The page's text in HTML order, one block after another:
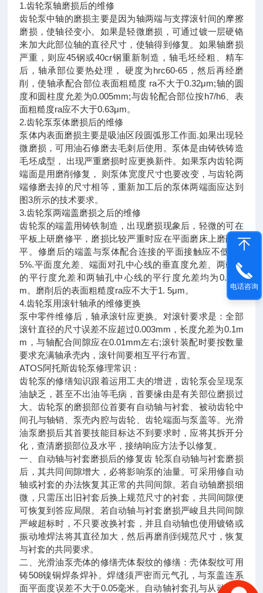
1.齿轮泵轴磨损后的维修
齿轮泵中轴的磨损主要是因为轴两端与支撑滚针间的摩擦
磨损，使轴径变小。如果是轻微磨损，可通过镀一层硬铬
来加大此部位轴的直径尺寸，使轴得到修复。如果轴磨损
严重，则应45钢或40cr钢重新制造，轴毛坯经粗、精车
后，轴承部位要热处理， 硬度为hrc60-65，然后再经磨
削，使轴承配合部位表面粗糙度 ra不大于0.32μm;轴的圆
度和圆柱度允差为0.005mm;与齿轮配合部位按h7/h6、表
面粗糙度ra应不大于0.63μm。
2.齿轮泵泵体磨损后的维修
泵体内表面磨损主要是吸油区段圆弧形工作面.如果出现轻
微磨损，可用油石修磨去毛刺后使用。泵体是由铸铁铸造
毛坯成型， 出现严重磨损时应更换新件。如果泵内齿轮两
端面是用磨削修复， 则泵体宽度尺寸也要改变，与齿轮两
端修磨去掉的尺寸相等，重新加工后的泵体两端面应达到
图3所示的技术要求。
3.齿轮泵两端盖磨损之后的维修
齿轮泵的端盖用铸铁制造，出现磨损现象后，轻微的可在
平板上研磨修平，磨损比较严重时应在平面磨床上磨削修
平。修磨后的端盖与泵体配合连接的平面接触应不低于8
5%.平面度允差、端面对孔中心线的垂直度允差、两端面
的平行度允差和两轴孔中心线的平行度允差均为0.01m
m。磨削后的表面粗糙度ra应不大于1. 5μm。
4.齿轮泵用滚针轴承的维修更换
泵中零件维修后，轴承滚针应更换。对滚针要求是：全部
滚针直径的尺寸误差不应超过0.003mm，长度允差为0.1m
m，与轴配合间隙应在0.01mm左右;滚针装配时要按数量
要求充满轴承壳内，滚针间要相互平行布置。
ATOS阿托斯齿轮泵修理常识：
齿轮泵的修缮知识跟着运用工夫的增进，齿轮泵会呈现泵
油缺乏，甚至不出油等毛病，首要缘由是有关部位磨损过
大。齿轮泵的磨损部位首要有自动轴与衬套、被动齿轮中
间孔与轴销、泵壳内腔与齿轮、齿轮端面与泵盖等。光滑
油泵磨损后其首要技能目标达不到要求时，应将其拆开分
化，查清磨损部位及水平，接纳响应方法予以修复。
一、自动轴与衬套磨损后的修复齿 轮泵自动轴与衬套磨损
后，其共同间隙增大，必将影响泵的油量。可采用修自动
轴或衬套的办法恢复其正常的共同间隙。若自动轴磨损细
微，只需压出旧衬套后换上规范尺寸的衬套，共同间隙便
可恢复到答应局限。若自动轴与衬套磨损严峻且共同间隙
严峻超标时，不只要改换衬套，并且自动轴也使用镀铬或
振动堆焊法将其直径加大，然后再磨削到规范尺寸，恢复
与衬套的共同要求。
二、光滑油泵壳体的修缮壳体裂纹的修缮：壳体裂纹可用
铸508镍铜焊条焊补。焊缝须严密而元气孔，与泵盖连系
面平面度误差不大于0.05毫米。自动轴衬套孔与从动轴孔
电话咨询